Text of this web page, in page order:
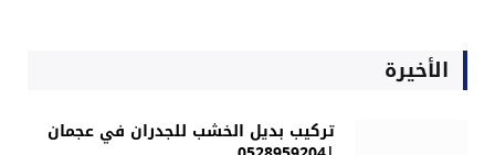
الأخيرة
تركيب بديل الخشب للجدران في عجمان